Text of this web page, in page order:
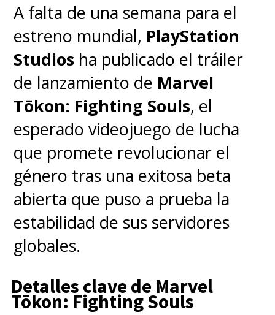
Ahora, las cosas no son tan
simples.El Kang de Majors ya
ha tenido una importante
presencia a lo largo del MCU
desde su rol en las dos
temporadas de Lokiy su rol en
Ant-Man and the Wasp:
Quantumania
de ser el gran villano para la
quinta película de los Avengers,
A falta de una semana para el
estreno mundial, PlayStation
Studios ha publicado el tráiler
de lanzamiento de Marvel
Tōkon: Fighting Souls, el
esperado videojuego de lucha
que promete revolucionar el
género tras una exitosa beta
abierta que puso a prueba la
estabilidad de sus servidores
globales.
Detalles clave de Marvel
Tōkon: Fighting Souls